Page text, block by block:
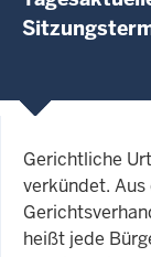
Gerichtliche
verkündet.
heißt jede